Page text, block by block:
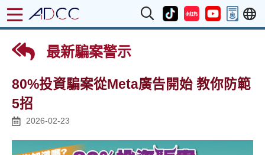
最新騙案警示
80%投資騙案從Meta廣告開始 教你防範
5招
2026-02-23